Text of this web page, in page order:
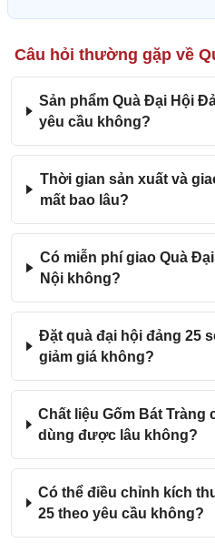
Câu hỏi thường gặp về
Sản phẩm Quà Đại Hội
yêu cầu không?
Thời gian sản xuất và
mất bao lâu?
Có miễn phí giao Quà
Nội không?
Đặt quà đại hội đảng 25
giảm giá không?
Chất liệu Gốm Bát Tràng
dùng được lâu không?
Có thể điều chỉnh kích
25 theo yêu cầu không?